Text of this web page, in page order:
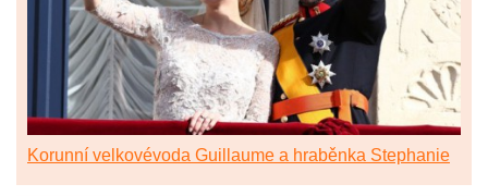
Korunní velkovévoda Guillaume a hraběnka Stephanie